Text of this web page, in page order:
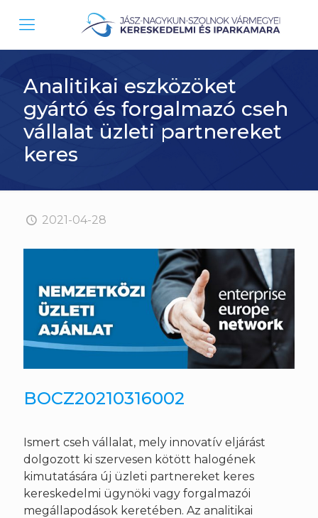
Analitikai eszközöket
gyártó és forgalmazó cseh
vállalat üzleti partnereket
keres
2021-04-28
BOCZ20210316002
Ismert cseh vállalat, mely innovatív eljárást
dolgozott ki szervesen kötött halogének
kimutatására új üzleti partnereket keres
kereskedelmi ügynöki vagy forgalmazói
megállapodások keretében. Az analitikai